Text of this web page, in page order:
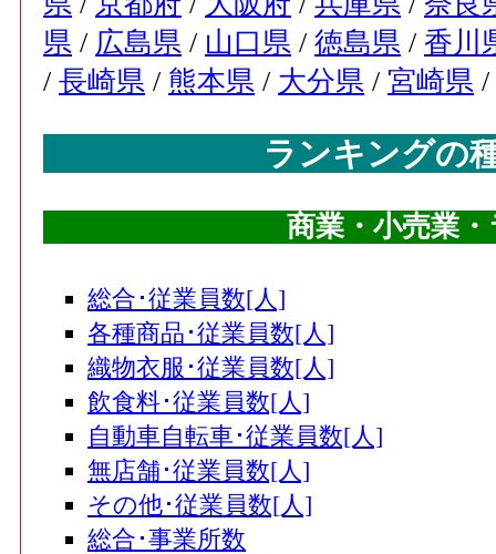
県 / 広島県 / 山口県 / 徳島県 / 香川
/ 長崎県 / 熊本県 / 大分県 / 宮崎県 /
ランキングの
商業・小売業
総合･従業員数[人]
各種商品･従業員数[人]
織物衣服･従業員数[人]
飲食料･従業員数[人]
自動車自転車･従業員数[人]
無店舗･従業員数[人]
その他･従業員数[人]
総合･事業所数